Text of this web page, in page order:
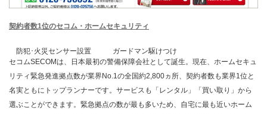
契約者数1位のセコム・ホームセキュリティ
防犯･火災センサー設置
ガードマン駆けつけ
セコムSECOMは、日本最初の警備保障会社として誕生。現在、ホームセキュ
リティ緊急発進拠点数が業界No.1の全国約2,800ヵ所、契約者数も業界1位と
名実ともにトップランナーです。サービスも「レンタル」「買い取り」から
選ぶことができます。緊急拠点の数が最も多いため、自宅に最も近いホーム